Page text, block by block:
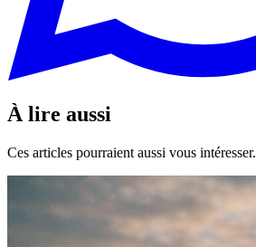
À lire aussi
Ces articles pourraient aussi vous intéresser.